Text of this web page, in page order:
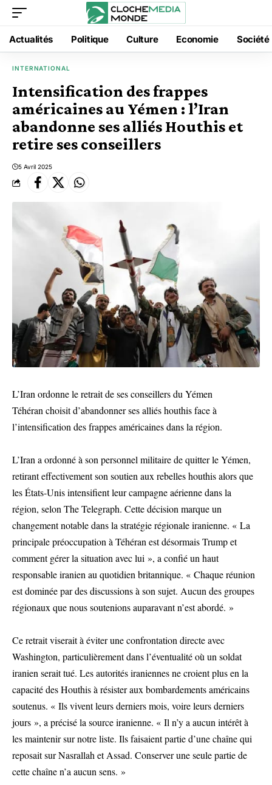
Actualités Politique Culture Economie Société
INTERNATIONAL
Intensification des frappes
américaines au Yémen : l’Iran
abandonne ses alliés Houthis et
retire ses conseillers
5 Avril 2025
L’Iran ordonne le retrait de ses conseillers du Yémen
Téhéran choisit d’abandonner ses alliés houthis face à
l’intensification des frappes américaines dans la région.
L’Iran a ordonné à son personnel militaire de quitter le Yémen,
retirant effectivement son soutien aux rebelles houthis alors que
les États-Unis intensifient leur campagne aérienne dans la
région, selon The Telegraph. Cette décision marque un
changement notable dans la stratégie régionale iranienne. « La
principale préoccupation à Téhéran est désormais Trump et
comment gérer la situation avec lui », a confié un haut
responsable iranien au quotidien britannique. « Chaque réunion
est dominée par des discussions à son sujet. Aucun des groupes
régionaux que nous soutenions auparavant n’est abordé. »
Ce retrait viserait à éviter une confrontation directe avec
Washington, particulièrement dans l’éventualité où un soldat
iranien serait tué. Les autorités iraniennes ne croient plus en la
capacité des Houthis à résister aux bombardements américains
soutenus. « Ils vivent leurs derniers mois, voire leurs derniers
jours », a précisé la source iranienne. « Il n’y a aucun intérêt à
les maintenir sur notre liste. Ils faisaient partie d’une chaîne qui
reposait sur Nasrallah et Assad. Conserver une seule partie de
cette chaîne n’a aucun sens. »